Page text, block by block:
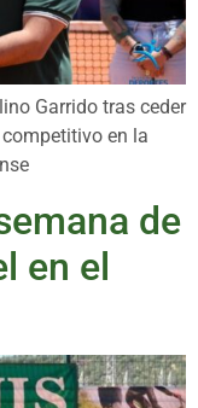
Garrido tras ceder
en la
de
en el